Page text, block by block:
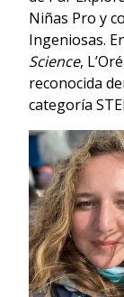
Niñas Pro y
Ingeniosas.
Science,
reconocida
categoría